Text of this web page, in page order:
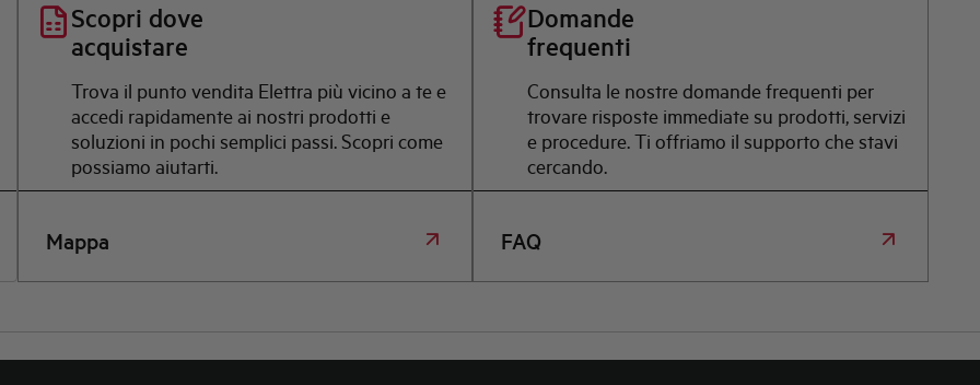
Scopri dove
acquistare
Trova il punto vendita Elettra più vicino a te e
accedi rapidamente ai nostri prodotti e
soluzioni in pochi semplici passi. Scopri come
possiamo aiutarti.
Mappa
Domande
frequenti
Consulta le nostre domande frequenti per
trovare risposte immediate su prodotti, servizi
e procedure. Ti offriamo il supporto che stavi
cercando.
FAQ